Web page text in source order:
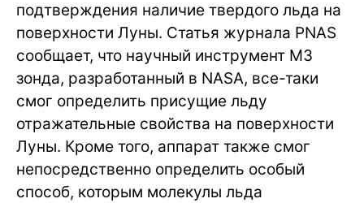
подтверждения наличие твердого льда на
поверхности Луны. Статья журнала PNAS
сообщает, что научный инструмент M3
зонда, разработанный в NASA, все-таки
смог определить присущие льду
отражательные свойства на поверхности
Луны. Кроме того, аппарат также смог
непосредственно определить особый
способ, которым молекулы льда